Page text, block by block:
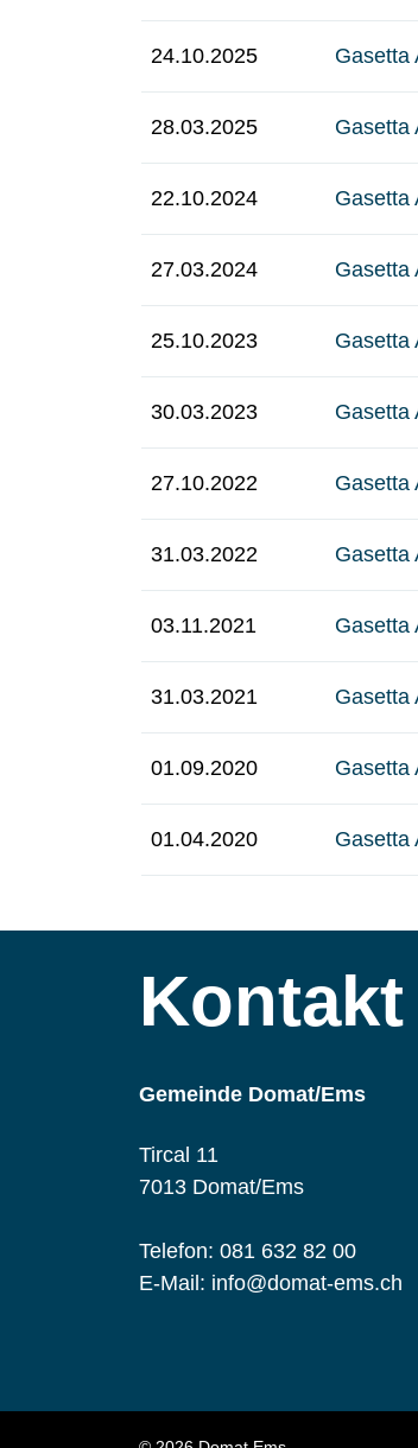
24.10.2025 Gasetta
28.03.2025 Gasetta
22.10.2024 Gasetta
27.03.2024 Gasetta
25.10.2023 Gasetta
30.03.2023 Gasetta
27.10.2022 Gasetta
31.03.2022 Gasetta
03.11.2021 Gasetta
31.03.2021 Gasetta
01.09.2020 Gasetta
01.04.2020 Gasetta
Kontakt
Gemeinde Domat/Ems
Tircal 11
7013 Domat/Ems
Telefon: 081 632 82 00
E-Mail: info@domat-ems.ch